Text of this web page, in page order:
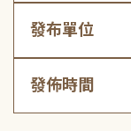
發布單位
發佈時間